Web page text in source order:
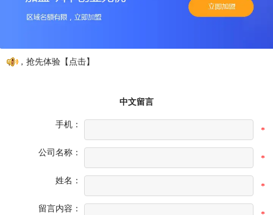
，抢先体验【点击】
中文留言
手机：
*
公司名称：
*
姓名：
*
留言内容：